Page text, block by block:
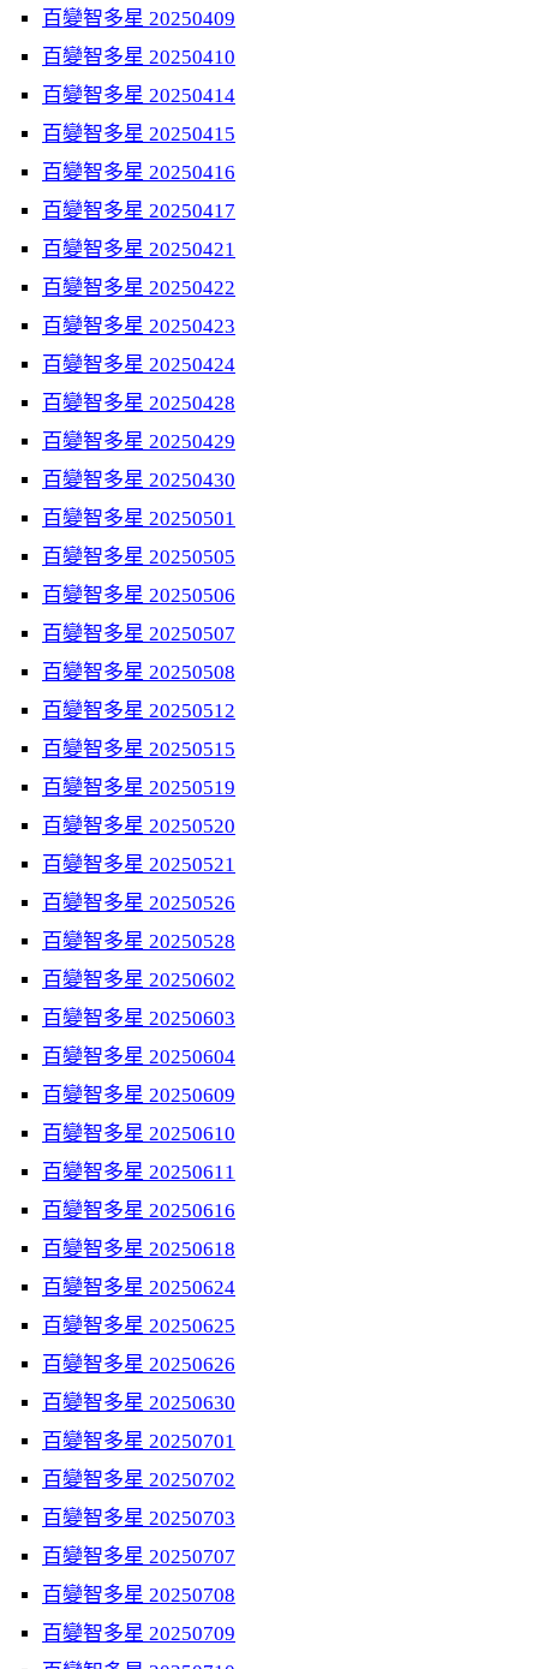
百變智多星 20250409
百變智多星 20250410
百變智多星 20250414
百變智多星 20250415
百變智多星 20250416
百變智多星 20250417
百變智多星 20250421
百變智多星 20250422
百變智多星 20250423
百變智多星 20250424
百變智多星 20250428
百變智多星 20250429
百變智多星 20250430
百變智多星 20250501
百變智多星 20250505
百變智多星 20250506
百變智多星 20250507
百變智多星 20250508
百變智多星 20250512
百變智多星 20250515
百變智多星 20250519
百變智多星 20250520
百變智多星 20250521
百變智多星 20250526
百變智多星 20250528
百變智多星 20250602
百變智多星 20250603
百變智多星 20250604
百變智多星 20250609
百變智多星 20250610
百變智多星 20250611
百變智多星 20250616
百變智多星 20250618
百變智多星 20250624
百變智多星 20250625
百變智多星 20250626
百變智多星 20250630
百變智多星 20250701
百變智多星 20250702
百變智多星 20250703
百變智多星 20250707
百變智多星 20250708
百變智多星 20250709